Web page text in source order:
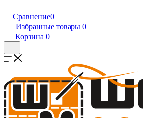
Сравнение0
Избранные товары 0
Корзина 0